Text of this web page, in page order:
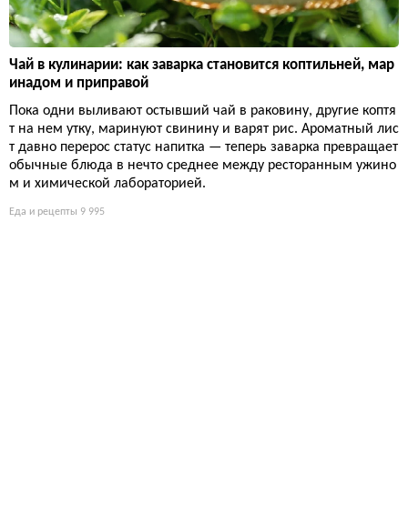
Чай в кулинарии: как заварка становится коптильней, мар
инадом и приправой
Пока одни выливают остывший чай в раковину, другие коптя
т на нем утку, маринуют свинину и варят рис. Ароматный лис
т давно перерос статус напитка — теперь заварка превращает
обычные блюда в нечто среднее между ресторанным ужино
м и химической лабораторией.
Еда и рецепты 9 995